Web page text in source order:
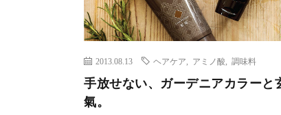
2013.08.13 ヘアケア アミノ酸 調味料
手放せない、ガーデニアカラーと
氣。